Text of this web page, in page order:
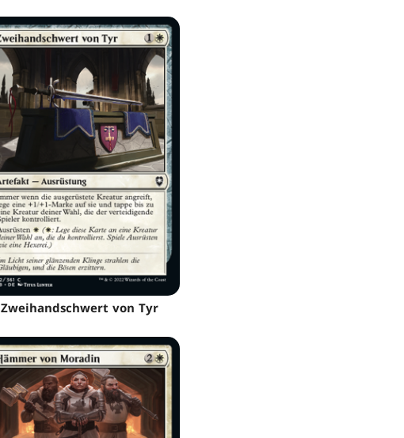
Zweihandschwert von Tyr